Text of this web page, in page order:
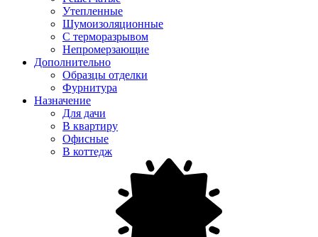
Утепленные
Шумоизоляционные
С терморазрывом
Непромерзающие
Дополнительно
Образцы отделки
Фурнитура
Назначение
Для дачи
В квартиру
Офисные
В коттедж